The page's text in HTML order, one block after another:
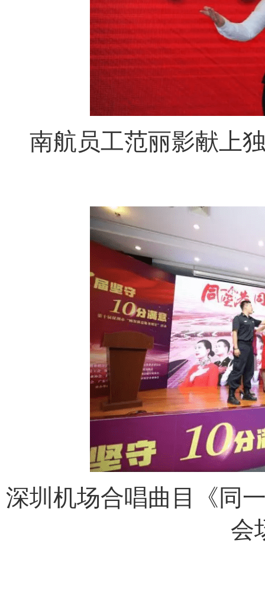
南航员工范丽影献上
深圳机场合唱曲目《同
会